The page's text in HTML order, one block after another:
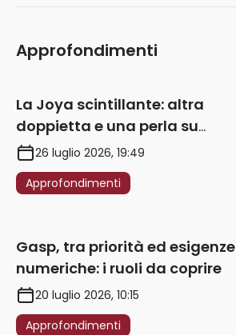
Approfondimenti
La Joya scintillante: altra
doppietta e una perla su
punizione – VIDEO
26 luglio 2026, 19:49
Approfondimenti
Gasp, tra priorità ed esigenze
numeriche: i ruoli da coprire
20 luglio 2026, 10:15
Approfondimenti